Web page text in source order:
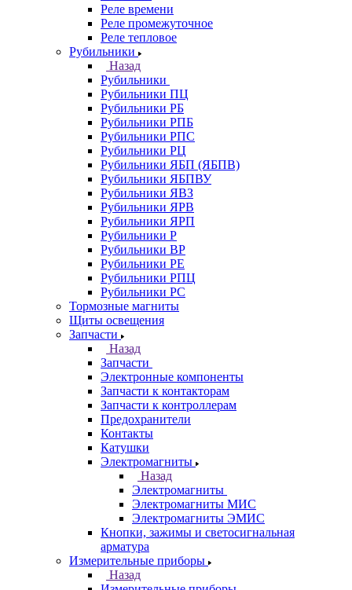
Реле времени
Реле промежуточное
Реле тепловое
Рубильники
Назад
Рубильники
Рубильники ПЦ
Рубильники РБ
Рубильники РПБ
Рубильники РПС
Рубильники РЦ
Рубильники ЯБП (ЯБПВ)
Рубильники ЯБПВУ
Рубильники ЯВЗ
Рубильники ЯРВ
Рубильники ЯРП
Рубильники Р
Рубильники ВР
Рубильники РЕ
Рубильники РПЦ
Рубильники РС
Тормозные магниты
Щиты освещения
Запчасти
Назад
Запчасти
Электронные компоненты
Запчасти к контакторам
Запчасти к контроллерам
Предохранители
Контакты
Катушки
Электромагниты
Назад
Электромагниты
Электромагниты МИС
Электромагниты ЭМИС
Кнопки, зажимы и светосигнальная
арматура
Измерительные приборы
Назад